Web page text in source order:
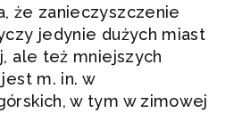
że zanieczyszczenie
jedynie dużych miast
ale też mniejszych
m. in. w
w tym w zimowej